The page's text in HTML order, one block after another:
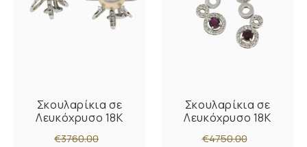
Σκουλαρίκια σε
Λευκόχρυσο 18Κ
€3760.00
Σκουλαρίκια σε
Λευκόχρυσο 18K
€4750.00